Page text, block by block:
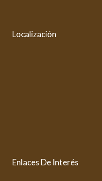
Localización
Enlaces De Interés